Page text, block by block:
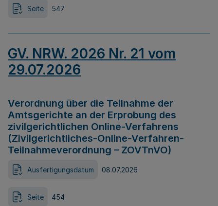
Seite 547
GV. NRW. 2026 Nr. 21 vom
29.07.2026
Verordnung über die Teilnahme der
Amtsgerichte an der Erprobung des
zivilgerichtlichen Online-Verfahrens
(Zivilgerichtliches-Online-Verfahren-
Teilnahmeverordnung – ZOVTnVO)
Ausfertigungsdatum 08.07.2026
Seite 454